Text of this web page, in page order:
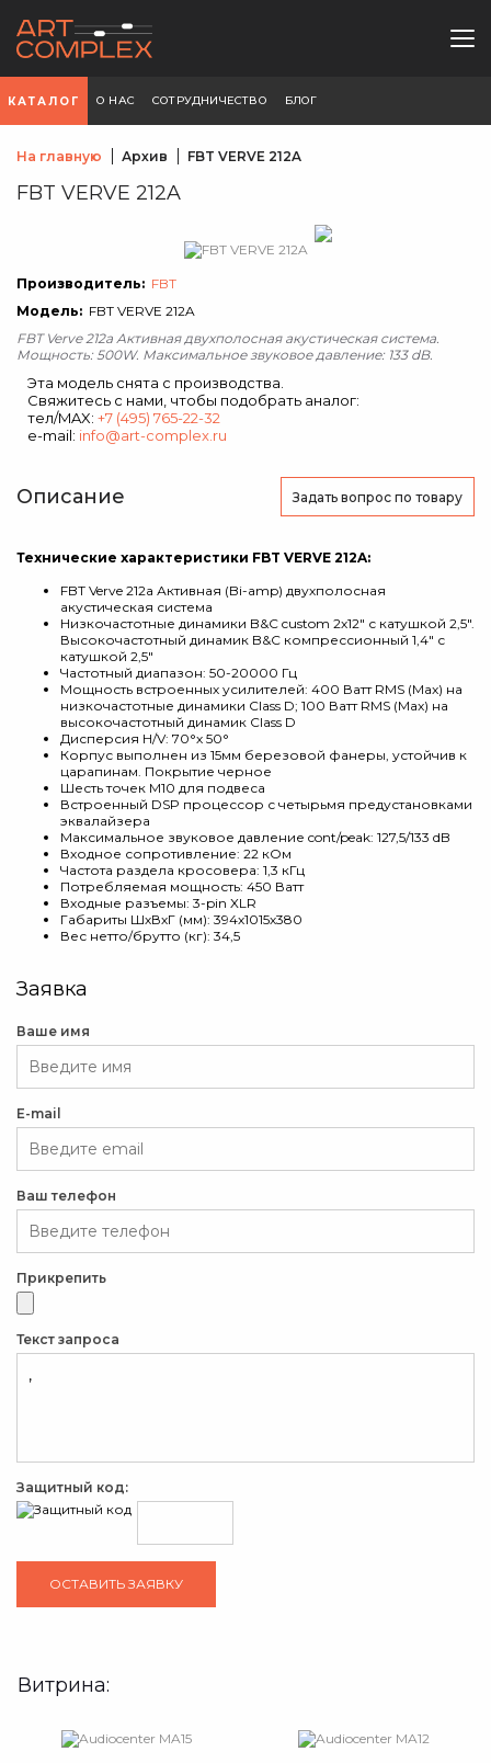
КАТАЛОГ О НАС СОТРУДНИЧЕСТВО БЛОГ
На главную Архив FBT VERVE 212A
FBT VERVE 212A
Производитель: FBT
Модель: FBT VERVE 212A
FBT Verve 212a Активная двухполосная акустическая система.
Мощность: 500W. Максимальное звуковое давление: 133 dB.
Эта модель снята с производства.
Свяжитесь с нами, чтобы подобрать аналог:
тел/MAX: +7 (495) 765-22-32
e-mail: info@art-complex.ru
Описание Задать вопрос по товару
Технические характеристики FBT VERVE 212A:
FBT Verve 212a Активная (Bi-amp) двухполосная
акустическая система
Низкочастотные динамики B&C custom 2х12" с катушкой 2,5".
Высокочастотный динамик B&C компрессионный 1,4" с
катушкой 2,5"
Частотный диапазон: 50-20000 Гц
Мощность встроенных усилителей: 400 Ватт RMS (Max) на
низкочастотные динамики Class D; 100 Ватт RMS (Max) на
высокочастотный динамик Class D
Дисперсия H/V: 70°х 50°
Корпус выполнен из 15мм березовой фанеры, устойчив к
царапинам. Покрытие черное
Шесть точек M10 для подвеса
Встроенный DSP процессор с четырьмя предустановками
эквалайзера
Максимальное звуковое давление cont/peak: 127,5/133 dB
Входное сопротивление: 22 кОм
Частота раздела кросовера: 1,3 кГц
Потребляемая мощность: 450 Ватт
Входные разъемы: 3-pin XLR
Габариты ШхВхГ (мм): 394х1015х380
Вес нетто/брутто (кг): 34,5
Заявка
Ваше имя
E-mail
Ваш телефон
Прикрепить
Текст запроса
Защитный код:
Витрина: